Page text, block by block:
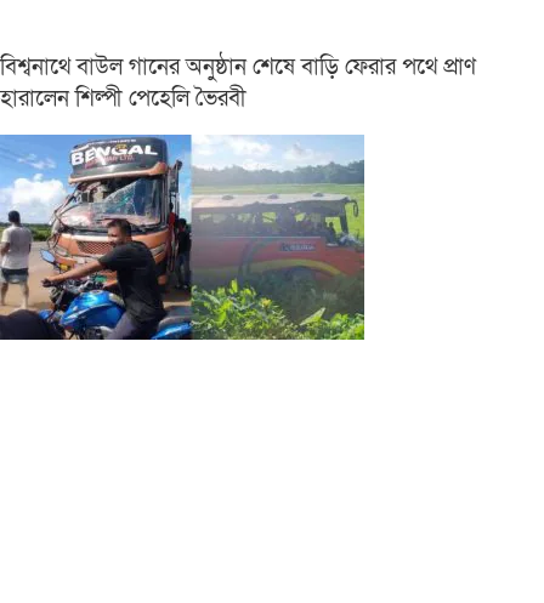
বিশ্বনাথে বাউল গানের অনুষ্ঠান শেষে বাড়ি ফেরার পথে প্রাণ
হারালেন শিল্পী পেহেলি ভৈরবী